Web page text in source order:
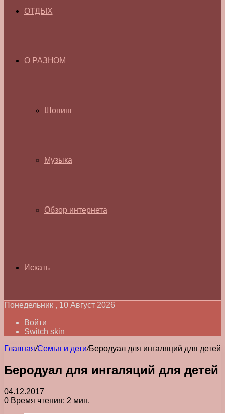
ОТДЫХ
О РАЗНОМ
Шопинг
Музыка
Обзор интернета
Искать
Понедельник , 10 Август 2026
Войти
Switch skin
Главная/Семья и дети/Беродуал для ингаляций для детей
Беродуал для ингаляций для детей
04.12.2017
0 Время чтения: 2 мин.